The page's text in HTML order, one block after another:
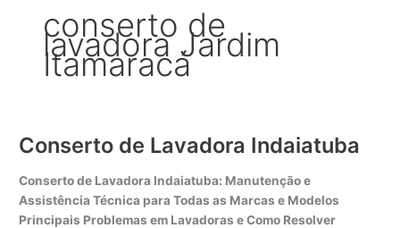
conserto de
lavadora Jardim
Itamaracá
Conserto de Lavadora Indaiatuba
Conserto de Lavadora Indaiatuba: Manutenção e
Assistência Técnica para Todas as Marcas e Modelos
Principais Problemas em Lavadoras e Como Resolver